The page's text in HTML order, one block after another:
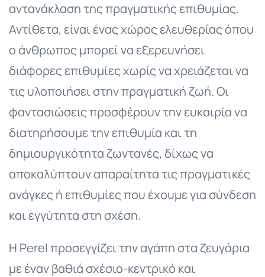
αντανάκλαση της πραγματικής επιθυμίας.
Αντίθετα, είναι ένας χώρος ελευθερίας όπου
ο άνθρωπος μπορεί να εξερευνήσει
διάφορες επιθυμίες χωρίς να χρειάζεται να
τις υλοποιήσει στην πραγματική ζωή. Οι
φαντασιώσεις προσφέρουν την ευκαιρία να
διατηρήσουμε την επιθυμία και τη
δημιουργικότητα ζωντανές, δίχως να
αποκαλύπτουν απαραίτητα τις πραγματικές
ανάγκες ή επιθυμίες που έχουμε για σύνδεση
και εγγύτητα στη σχέση.
Η Perel προσεγγίζει την αγάπη στα ζευγάρια
με έναν βαθιά σχέσιο-κεντρικό και